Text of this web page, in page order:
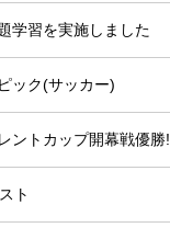
学習を実施しました
ック(サッカー)
ントカップ開幕戦優勝!
ト